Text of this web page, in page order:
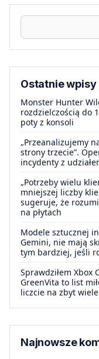
Ostatnie wpisy
Monster Hunter
rozdzielczością do
poty z konsoli
„Przeanalizujemy
strony trzecie”.
incydenty z
„Potrzeby wielu
mniejszej liczby
sugeruje, że
na płytach
Modele sztucznej
Gemini, nie mają
tym bardziej, jeśli
Sprawdziłem Xbox
GreenVita to list
liczcie na zbyt wiele
Najnowsze